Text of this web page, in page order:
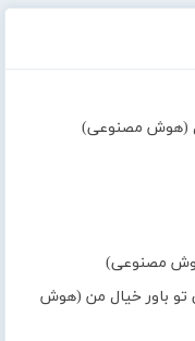
(هوش مصنوعی)
مصنوعی)
تو باور خیال من (هوش